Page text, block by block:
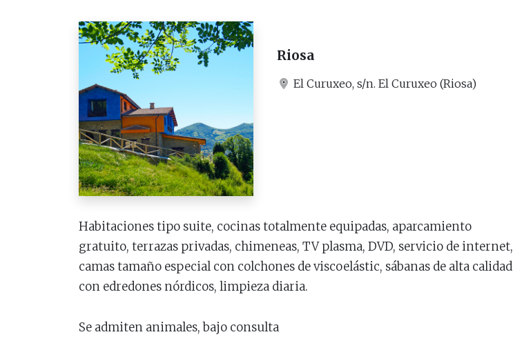
Riosa
El Curuxeo, s/n. El Curuxeo (Riosa)
Habitaciones tipo suite, cocinas totalmente equipadas, aparcamiento
gratuito, terrazas privadas, chimeneas, TV plasma, DVD, servicio de internet,
camas tamaño especial con colchones de viscoelástic, sábanas de alta calidad
con edredones nórdicos, limpieza diaria.
Se admiten animales, bajo consulta